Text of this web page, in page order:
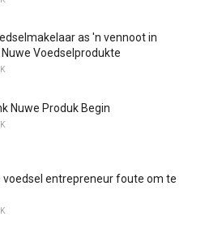
as 'n vennoot in
Voedselprodukte
Nuwe Produk Begin
voedsel entrepreneur foute om te